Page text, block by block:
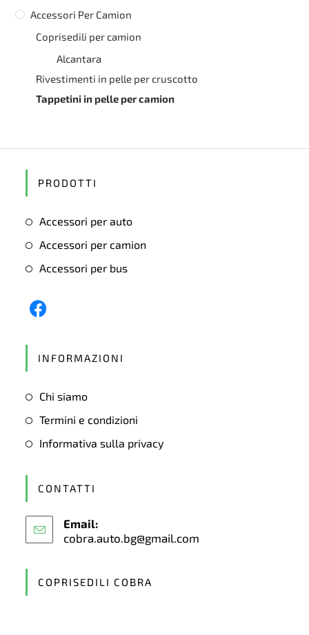
Accessori Per Camion
Coprisedili per camion
Alcantara
Rivestimenti in pelle per cruscotto
Tappetini in pelle per camion
PRODOTTI
Accessori per auto
Accessori per camion
Accessori per bus
tab
INFORMAZIONI
Chi siamo
Termini e condizioni
Informativa sulla privacy
CONTATTI
Email:
cobra.auto.bg@gmail.com
COPRISEDILI COBRA